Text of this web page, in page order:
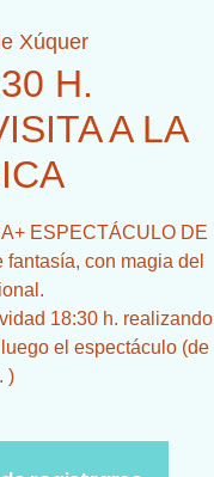
Xúquer
H.
A LA
ESPECTÁCULO DE
con magia del
18:30 h. realizando
el espectáculo (de
)